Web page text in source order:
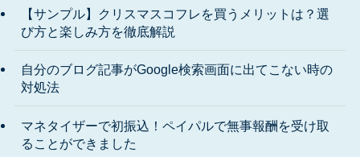
【サンプル】クリスマスコフレを買うメリットは？選
び方と楽しみ方を徹底解説
自分のブログ記事がGoogle検索画面に出てこない時の
対処法
マネタイザーで初振込！ペイパルで無事報酬を受け取
ることができました